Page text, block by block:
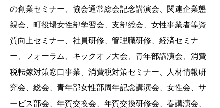
の創業セミナー、協会通常総会記念講演会、関連企業懇
親会、町役場女性部学習会、支部総会、女性事業者等資
質向上セミナー、社員研修、管理職研修、経済セミナ
ー、フォーラム、キックオフ大会、青年部講演会、消費
税転嫁対策窓口事業、消費税対策セミナー、人材情報研
究会、総会、青年部女性部周年記念講演会、女性会、サ
ービス部会、年賀交換会、年賀交換研修会、春講演会、